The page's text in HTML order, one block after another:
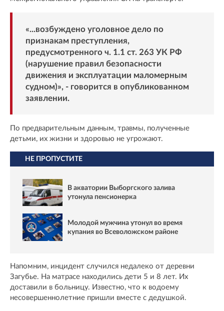
«...возбуждено уголовное дело по
признакам преступления,
предусмотренного ч. 1.1 ст. 263 УК РФ
(нарушение правил безопасности
движения и эксплуатации маломерным
судном)», - говорится в опубликованном
заявлении.
По предварительным данным, травмы, полученные
детьми, их жизни и здоровью не угрожают.
НЕ ПРОПУСТИТЕ
В акватории Выборгского залива
утонула пенсионерка
Молодой мужчина утонул во время
купания во Всеволожском районе
Напомним, инцидент случился недалеко от деревни
Загубье. На матрасе находились дети 5 и 8 лет. Их
доставили в больницу. Известно, что к водоему
несовершеннолетние пришли вместе с дедушкой.